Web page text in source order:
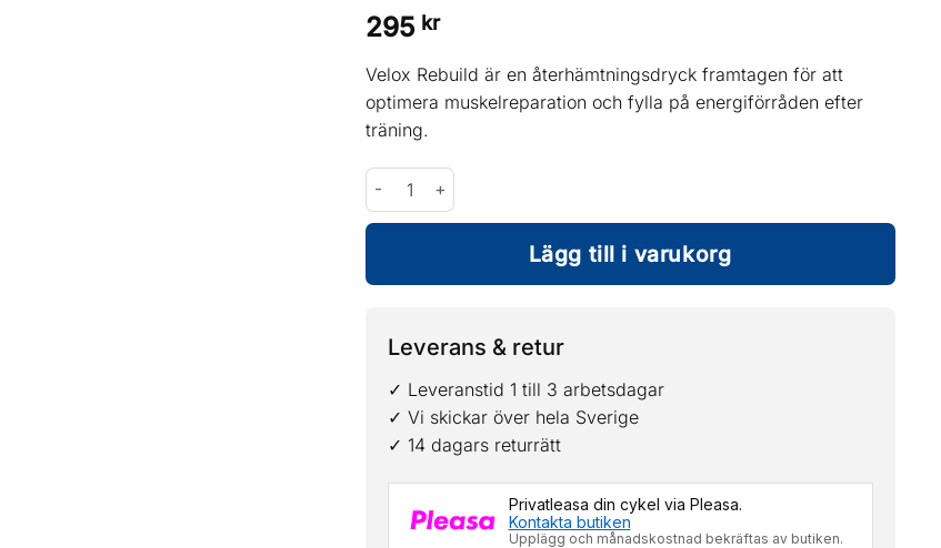
295 kr
Velox Rebuild är en återhämtningsdryck framtagen för att
optimera muskelreparation och fylla på energiförråden efter
träning.
Velox Rebuild: Proteinpulver Choklad (1kg) mängd
Lägg till i varukorg
Leverans & retur
✓ Leveranstid 1 till 3 arbetsdagar
✓ Vi skickar över hela Sverige
✓ 14 dagars returrätt
Privatleasa din cykel via Pleasa.
Kontakta butiken
Upplägg och månadskostnad bekräftas av butiken.